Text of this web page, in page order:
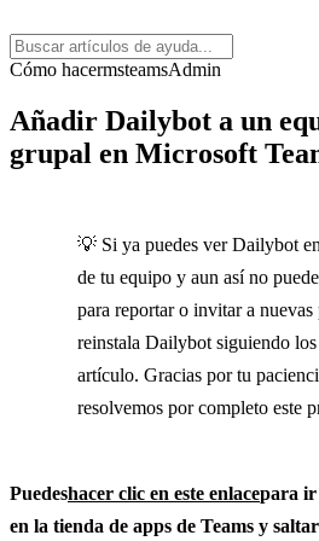
Cómo hacermsteamsAdmin
Añadir Dailybot a un
grupal en Microsoft
💡 Si ya puedes ver Dailybot
de tu equipo y aun así no
para reportar o invitar a
reinstala Dailybot siguiendo los
artículo. Gracias por tu
resolvemos por completo este
Puedeshacer clic en este enlacepara ir
en la tienda de apps de Teams y